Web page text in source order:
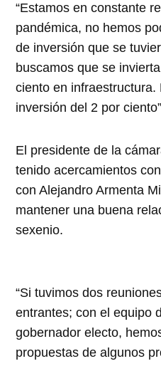
“Estamos en constante
pandémica, no hemos
de inversión que se
buscamos que se
ciento en infraestructura.
inversión del 2 por
El presidente de la
tenido acercamientos
con Alejandro Armenta
mantener una buena
sexenio.
“Si tuvimos dos
entrantes; con el equipo
gobernador electo,
propuestas de algunos